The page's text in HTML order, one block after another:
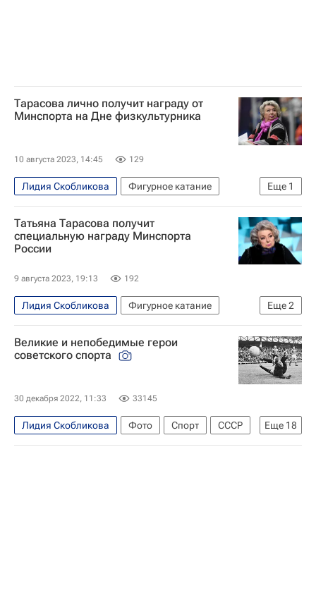
Тарасова лично получит награду от
Минспорта на Дне физкультурника
10 августа 2023, 14:45 129
Еще 1
Лидия Скобликова
Фигурное катание
Татьяна Тарасова
Татьяна Тарасова получит
специальную награду Минспорта
России
9 августа 2023, 19:13 192
Еще2
Лидия Скобликова
Фигурное катание
Вокруг спорта
Татьяна Тарасова
Великие и непобедимые герои
советского спорта
30 декабря 2022, 11:33 33145
Еще 18
Лидия Скобликова Фото Спорт
СССР
Олимпиада-80
Юрий Власов